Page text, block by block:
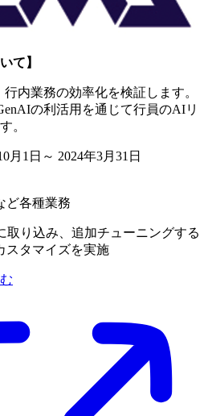
て】
内業務の効率化を検証します。
の利活用を通じて行員のAIリ
。
月1日～ 2024年3月31日
ど各種業務
取り込み、追加チューニングする
スタマイズを実施